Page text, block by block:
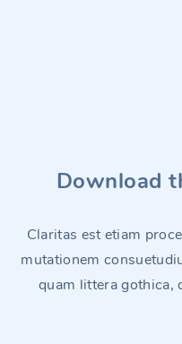
Download
Claritas est etiam
mutationem
quam littera gothica,